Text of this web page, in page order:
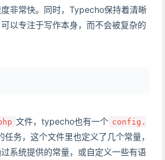
非常快。同时，Typecho保持着清晰
以专注于写作本身，而不会被复杂的
文件，typecho也有一个 config.
任务，这个文件里也定义了几个常量，
系统提供的常量，或自定义一些有语